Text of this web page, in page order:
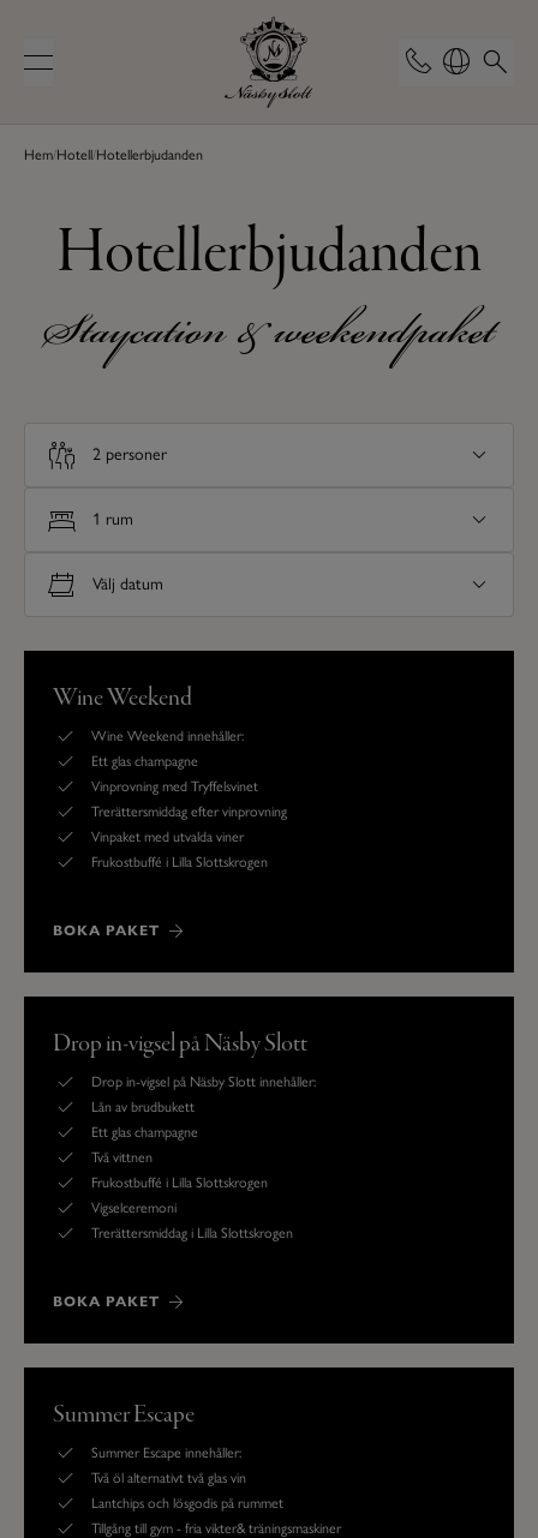
Hem/Hotell/Hotellerbjudanden
Hotellerbjudanden
Staycation & weekendpaket
Wine Weekend
Wine Weekend innehåller:
Ett glas champagne
Vinprovning med Tryffelsvinet
Trerättersmiddag efter vinprovning
Vinpaket med utvalda viner
Frukostbuffé i Lilla Slottskrogen
BOKA PAKET
Drop in-vigsel på Näsby Slott
Drop in-vigsel på Näsby Slott innehåller:
Lån av brudbukett
Ett glas champagne
Två vittnen
Frukostbuffé i Lilla Slottskrogen
Vigselceremoni
Trerättersmiddag i Lilla Slottskrogen
BOKA PAKET
Summer Escape
Summer Escape innehåller:
Två öl alternativt två glas vin
Lantchips och lösgodis på rummet
Tillgång till gym - fria vikter& träningsmaskiner